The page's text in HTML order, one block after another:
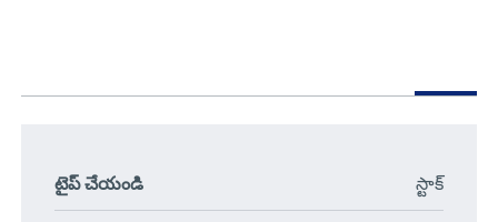
టైప్ చేయండి స్టాక్